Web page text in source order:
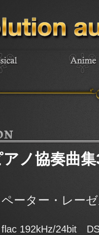
アノ協奏曲
ペーター・レー
flac 192kHz/24bit